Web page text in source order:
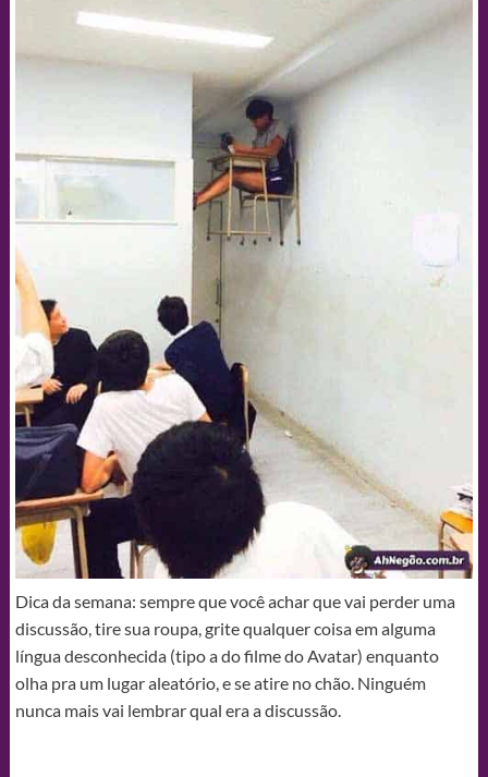
Dica da semana: sempre que você achar que vai perder uma
discussão, tire sua roupa, grite qualquer coisa em alguma
língua desconhecida (tipo a do filme do Avatar) enquanto
olha pra um lugar aleatório, e se atire no chão. Ninguém
nunca mais vai lembrar qual era a discussão.